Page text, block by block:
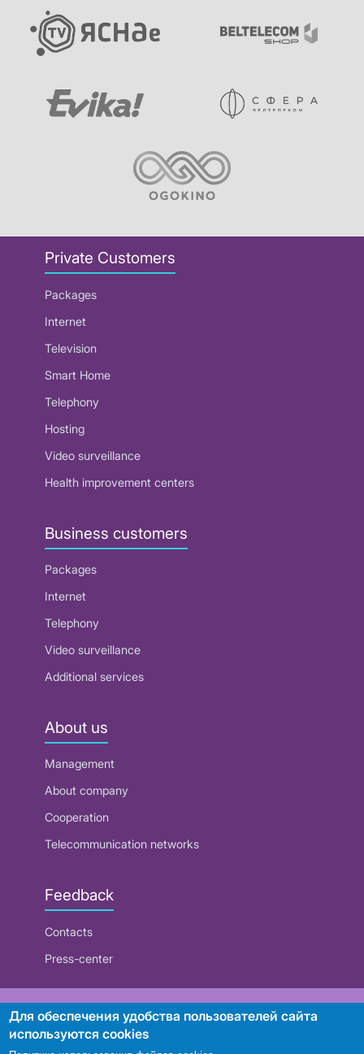
Private Customers
Packages
Internet
Television
Smart Home
Telephony
Hosting
Video surveillance
Health improvement centers
Business customers
Packages
Internet
Telephony
Video surveillance
Additional services
About us
Management
About company
Cooperation
Telecommunication networks
Feedback
Contacts
Press-center
RUE "Beltelecom"
Для обеспечения удобства пользователей сайта
используются cookies